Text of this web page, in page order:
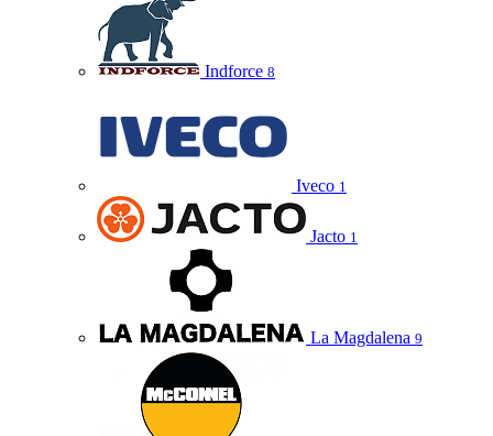
Indforce 8
Iveco 1
Jacto 1
La Magdalena 9